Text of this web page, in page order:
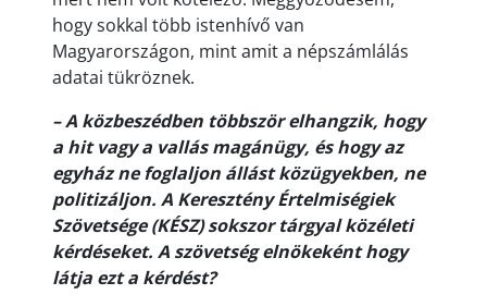
hogy sokkal több istenhívő van
Magyarországon, mint amit a népszámlálás
adatai tükröznek.
– A közbeszédben többször elhangzik, hogy
a hit vagy a vallás magánügy, és hogy az
egyház ne foglaljon állást közügyekben, ne
politizáljon. A Keresztény Értelmiségiek
Szövetsége (KÉSZ) sokszor tárgyal közéleti
kérdéseket. A szövetség elnökeként hogy
látja ezt a kérdést?